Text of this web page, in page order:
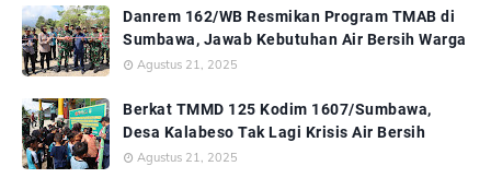
Danrem 162/WB Resmikan Program TMAB di
Sumbawa, Jawab Kebutuhan Air Bersih Warga
Agustus 21, 2025
Berkat TMMD 125 Kodim 1607/Sumbawa,
Desa Kalabeso Tak Lagi Krisis Air Bersih
Agustus 21, 2025